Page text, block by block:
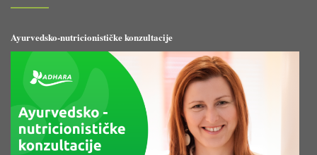
Ayurvedsko-nutricionističke konzultacije